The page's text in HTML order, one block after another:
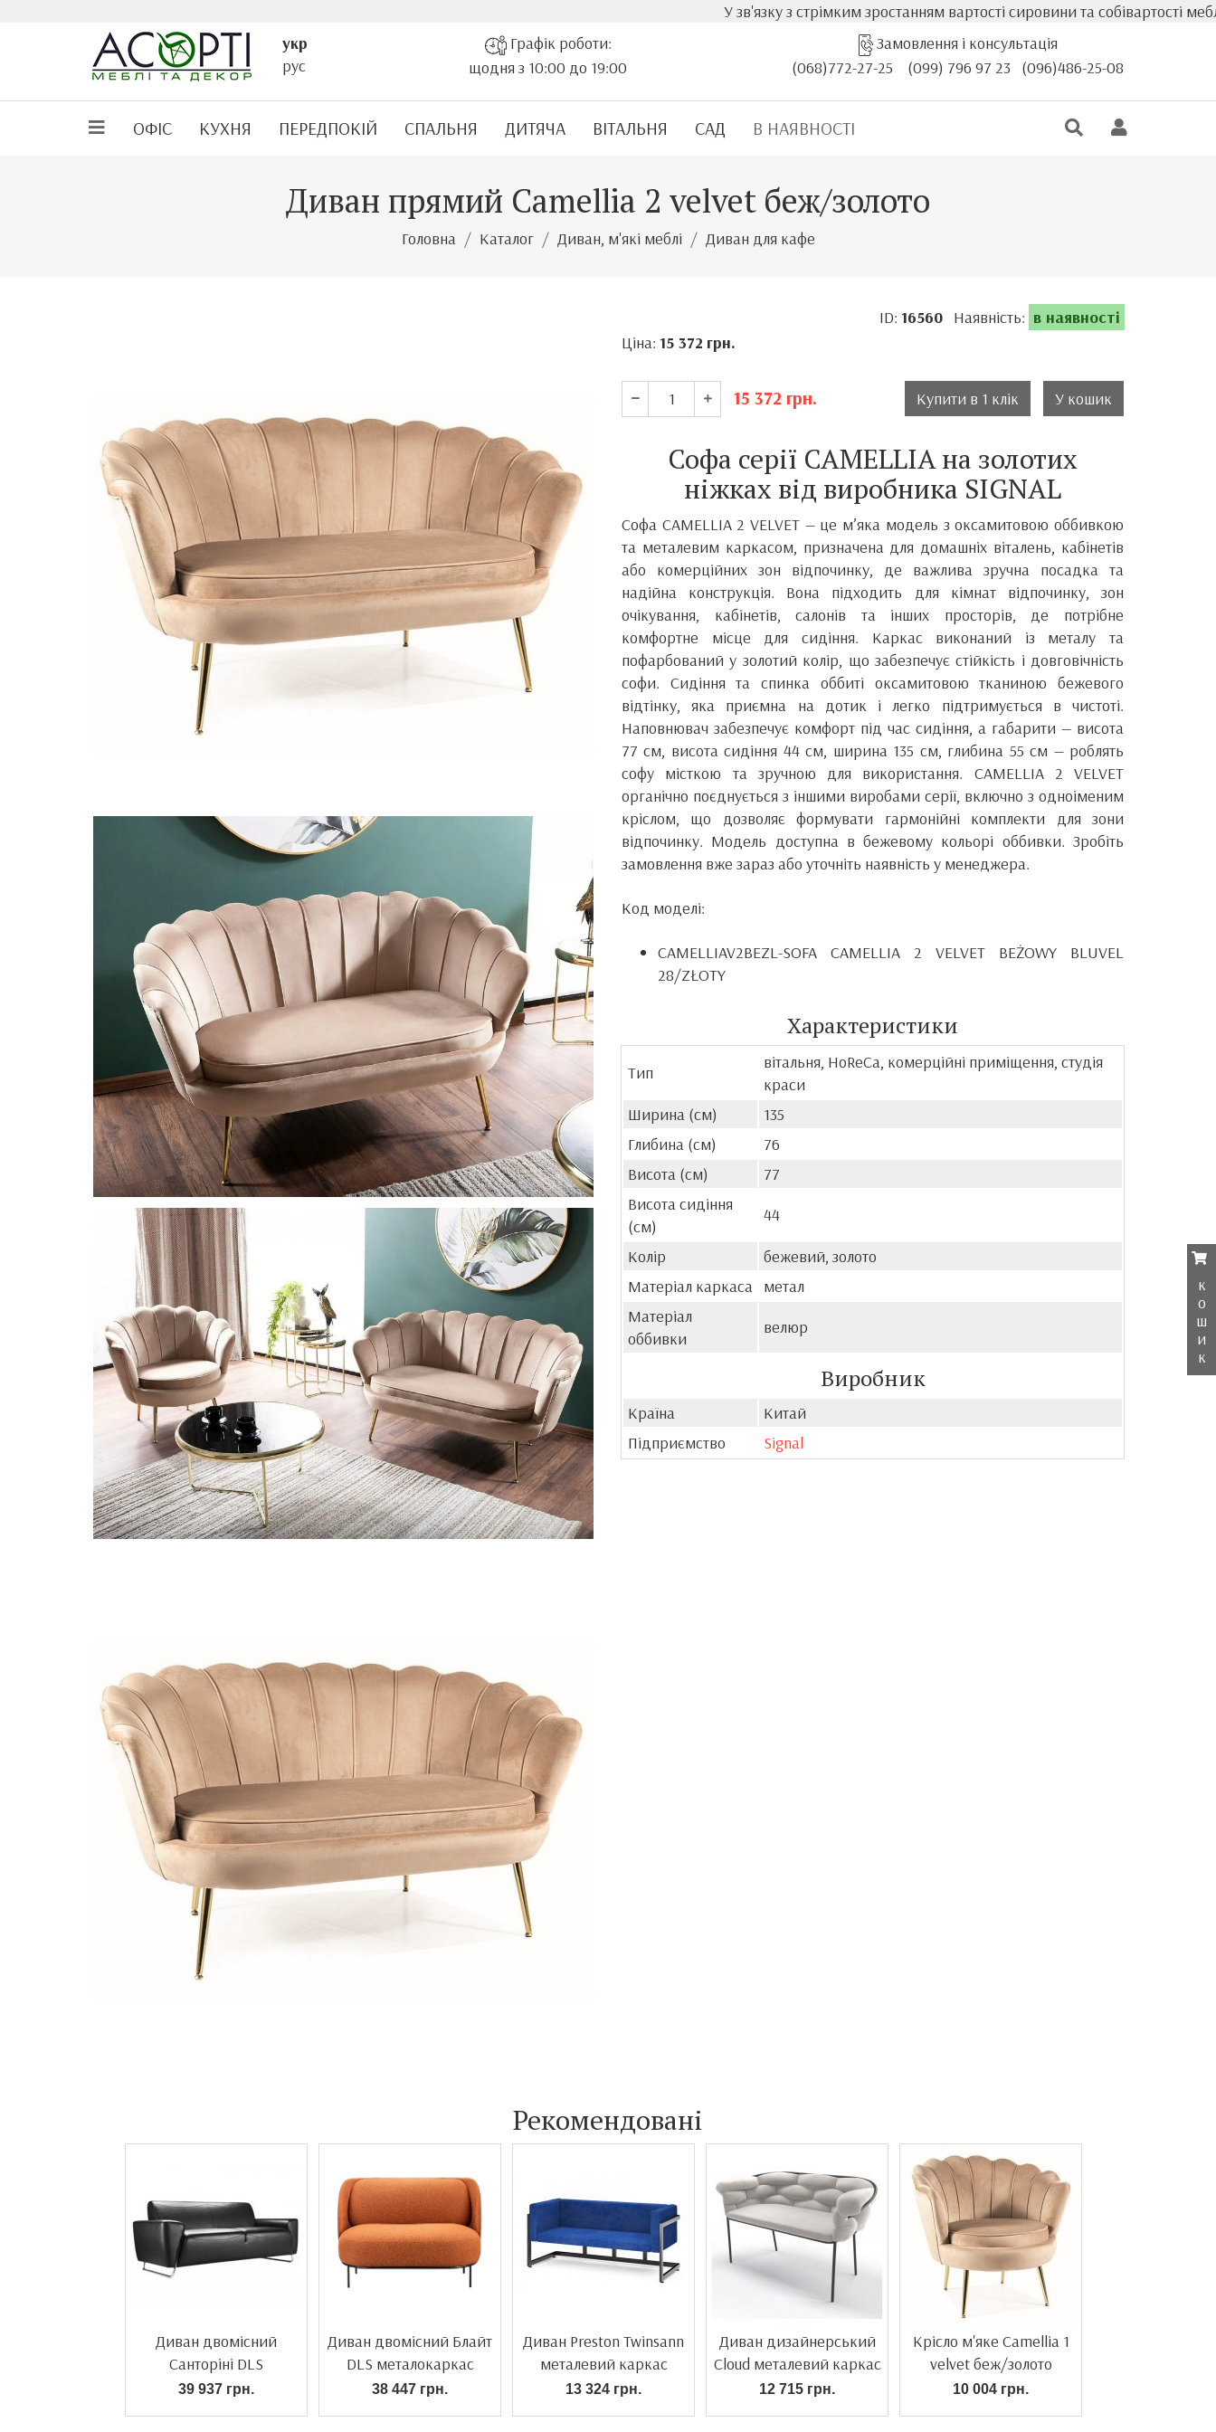
У зв'язку з стрімким зростанням вартості сировини та собівартості меблів,
укр
рус
Графік роботи:
щодня з 10:00 до 19:00
Замовлення і консультація
(068)772-27-25
(099) 796 97 23 (096)486-25-08
ОФІС КУХНЯ ПЕРЕДПОКІЙ СПАЛЬНЯ ДИТЯЧА ВІТАЛЬНЯ САД В НАЯВНОСТІ
Диван прямий Camellia 2 velvet беж/золото
Головна Каталог Диван, м'які меблі Диван для кафе
ID: 16560Наявність: в наявності
Ціна: 15 372 грн.
15 372 грн. Купити в 1 клік У кошик
Софа серії CAMELLIA на золотих
ніжках від виробника SIGNAL
Софа CAMELLIA 2 VELVET — це м’яка модель з оксамитовою оббивкою
та металевим каркасом, призначена для домашніх віталень, кабінетів
або комерційних зон відпочинку, де важлива зручна посадка та
надійна конструкція. Вона підходить для кімнат відпочинку, зон
очікування, кабінетів, салонів та інших просторів, де потрібне
комфортне місце для сидіння. Каркас виконаний із металу та
пофарбований у золотий колір, що забезпечує стійкість і довговічність
софи. Сидіння та спинка оббиті оксамитовою тканиною бежевого
відтінку, яка приємна на дотик і легко підтримується в чистоті.
Наповнювач забезпечує комфорт під час сидіння, а габарити — висота
77 см, висота сидіння 44 см, ширина 135 см, глибина 55 см — роблять
софу місткою та зручною для використання. CAMELLIA 2 VELVET
органічно поєднується з іншими виробами серії, включно з одноіменим
кріслом, що дозволяє формувати гармонійні комплекти для зони
відпочинку. Модель доступна в бежевому кольорі оббивки. Зробіть
замовлення вже зараз або уточніть наявність у менеджера.
Код моделі:
CAMELLIAV2BEZL-SOFA CAMELLIA 2 VELVET BEŻOWY BLUVEL
28/ZŁOTY
Характеристики
Тип
вітальня, HoReCa, комерційні приміщення, студія
краси
Ширина (см)
135
Глибина (см)
76
Висота (см)
77
Висота сидіння
(см)
44
Колір
бежевий, золото
Матеріал каркаса метал
Матеріал
оббивки
велюр
Виробник
Країна
Китай
Підприємство
Signal
Рекомендовані
Диван двомісний
Санторіні DLS
металокаркас
39 937 грн.
Диван двомісний Блайт
DLS металокаркас
38 447 грн.
Диван Preston Twinsann
металевий каркас
13 324 грн.
Диван дизайнерський
Cloud металевий каркас
12 715 грн.
Крісло м'яке Camellia 1
velvet беж/золото
10 004 грн.
к
о
ш
и
к